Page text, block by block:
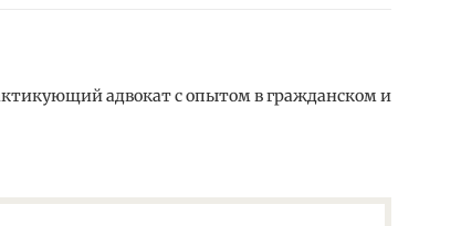
адвокат с опытом в гражданском и